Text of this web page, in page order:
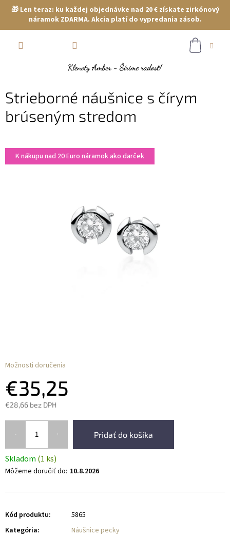
🎁 Len teraz: ku každej objednávke nad 20 € získate zirkónový
náramok ZDARMA. Akcia platí do vypredania zásob.
Strieborné náušnice s čírym
brúseným stredom
K nákupu nad 20 Euro náramok ako darček
€35,25
€28,66 bez DPH
Pridať do košíka
Skladom (1 ks)
Môžeme doručiť do: 10.8.2026
Možnosti doručenia
Kód produktu:
5865
Kategória:
Náušnice pecky